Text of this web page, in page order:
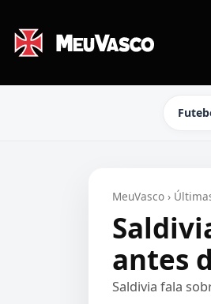
MeuVasco ›
antes
Saldivia fala